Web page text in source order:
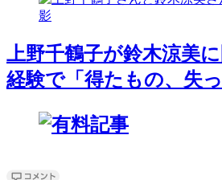
上野千鶴子が鈴木涼美
経験で「得たもの、失っ